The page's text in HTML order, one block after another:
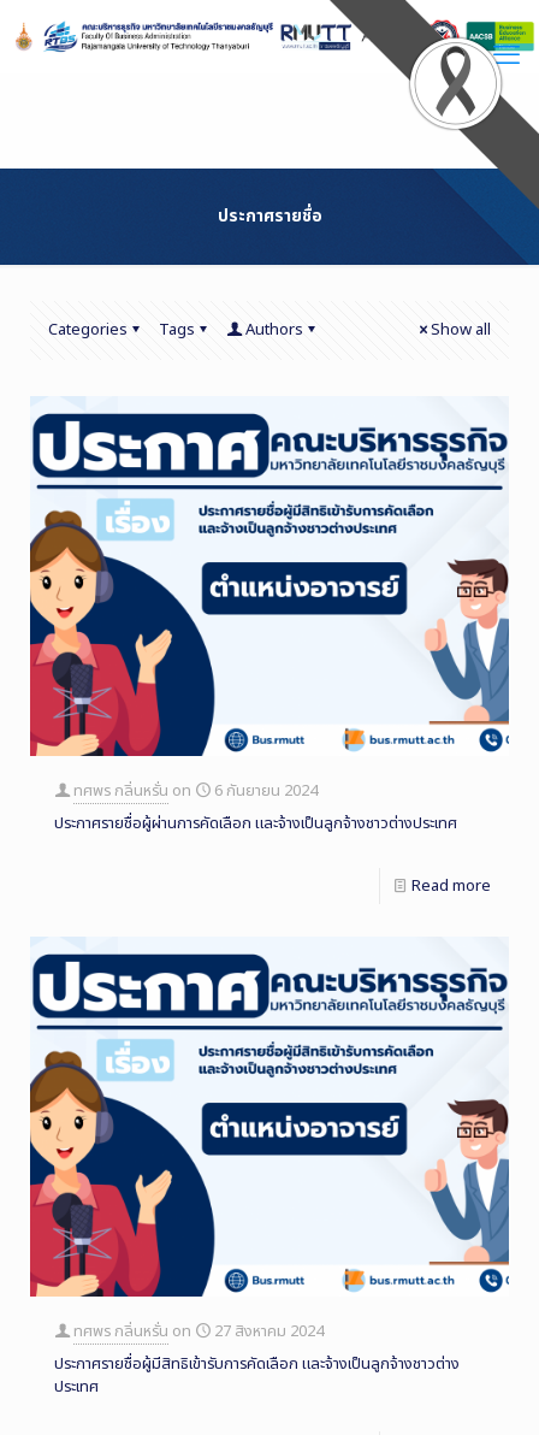
Content
ประกาศรายชื่อ
Categories Tags Authors Show all
ทศพร กลิ่นหรั่น on
6 กันยายน 2024
ประกาศรายชื่อผู้ผ่านการคัดเลือก และจ้างเป็นลูกจ้างชาวต่างประเทศ
Read more
ทศพร กลิ่นหรั่น on
27 สิงหาคม 2024
ประกาศรายชื่อผู้มีสิทธิเข้ารับการคัดเลือก และจ้างเป็นลูกจ้างชาวต่าง
ประเทศ